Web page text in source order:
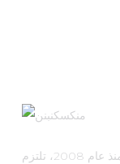
منذ عام 2008، تلتزم Mingxin بتصميم وتصنيع مكونات